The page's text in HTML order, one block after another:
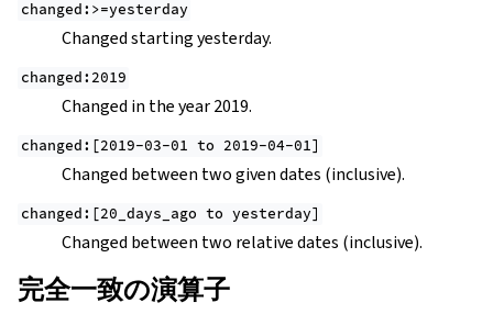
changed:>=yesterday
Changed starting yesterday.
changed:2019
Changed in the year 2019.
changed:[2019-03-01 to 2019-04-01]
Changed between two given dates (inclusive).
changed:[20_days_ago to yesterday]
Changed between two relative dates (inclusive).
完全一致の演算子